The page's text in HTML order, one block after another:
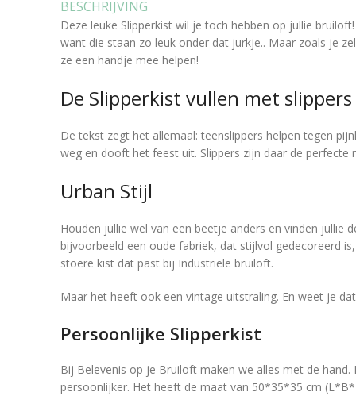
BESCHRIJVING
Deze leuke Slipperkist wil je toch hebben op jullie
want die staan zo leuk onder dat jurkje.. Maar zoals je
ze een handje mee helpen!
De Slipperkist vullen met slippers
De tekst zegt het allemaal: teenslippers helpen tegen
weg en dooft het feest uit. Slippers zijn daar de perfecte
Urban Stijl
Houden jullie wel van een beetje anders en vinden jullie
bijvoorbeeld een oude fabriek, dat stijlvol gedecoreerd
stoere kist dat past bij Industriële bruiloft.
Maar het heeft ook een vintage uitstraling. En weet je
Persoonlijke Slipperkist
Bij Belevenis op je Bruiloft maken we alles met de
persoonlijker. Het heeft de maat van 50*35*35 cm